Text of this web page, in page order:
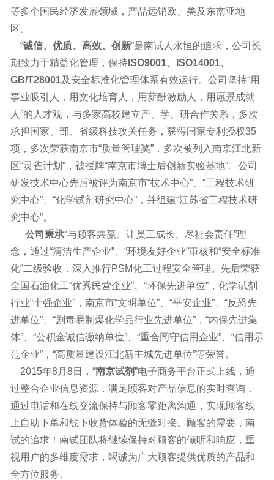
等多个国民经济发展领域，产品远销欧、美及东南亚地
区。
“诚信、优质、高效、创新”是南试人永恒的追求，公司长
期致力于精益化管理，保持ISO9001、ISO14001、
GB/T28001及安全标准化管理体系有效运行。公司坚持“用
事业吸引人，用文化培育人，用薪酬激励人，用愿景成就
人”的人才观，与多家高校建立产、学、研合作关系，多次
承担国家、部、省级科技攻关任务，获得国家专利授权35
项，多次荣获南京市“质量管理奖”，多次被列入南京江北新
区“灵雀计划”，被授牌“南京市博士后创新实验基地”。公司
研发技术中心先后被评为南京市“技术中心”、“工程技术研
究中心”、“化学试剂研究中心”，并组建“江苏省工程技术研
究中心”。
公司秉承“与顾客共赢、让员工成长、尽社会责任”理
念，通过“清洁生产企业”、“环境友好企业”审核和“安全标准
化”二级验收，深入推行PSM化工过程安全管理。先后荣获
全国石油化工“优秀民营企业”、“环保先进单位”，化学试剂
行业“十强企业”，南京市“文明单位”、“平安企业”、“反恐先
进单位”、“剧毒易制爆化学品行业先进单位”，“内保先进集
体”、“公积金诚信缴纳单位”、“重合同守信用企业”、“信用示
范企业”，“高质量建设江北新主城先进单位”等荣誉。
2015年8月8日，“南京试剂”电子商务平台正式上线，通
过整合企业信息资源，满足顾客对产品信息的实时查询，
通过电话和在线交流保持与顾客零距离沟通，实现顾客线
上自助下单和线下收货体验的无缝对接。顾客的需要，南
试的追求！南试团队将继续保持对顾客的倾听和响应，重
视用户的多维度需求，竭诚为广大顾客提供优质的产品和
全方位服务。